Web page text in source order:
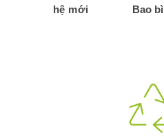
hệ mới Bao